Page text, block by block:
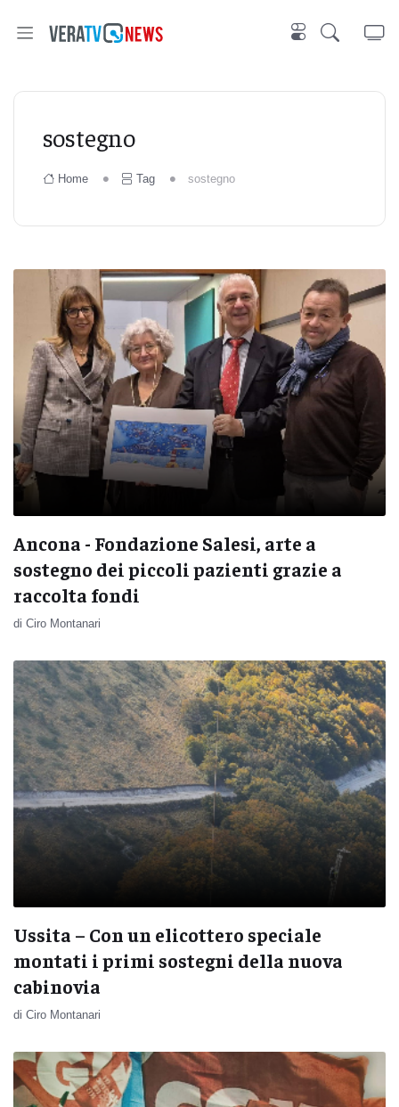
sostegno
Home Tag sostegno
Ancona - Fondazione Salesi, arte a
sostegno dei piccoli pazienti grazie a
raccolta fondi
di Ciro Montanari
Ussita – Con un elicottero speciale
montati i primi sostegni della nuova
cabinovia
di Ciro Montanari